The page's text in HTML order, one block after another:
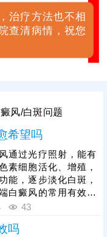
治疗方法也不相
查清病情，祝您
风/白斑问题
希望吗
通过光疗照射，能有
素细胞活化、增殖，
能，逐步淡化白斑，
白癜风的常用有效手
属于人体末梢部位，
代谢速度较慢，药物
生效率偏低，为提升
43
吗